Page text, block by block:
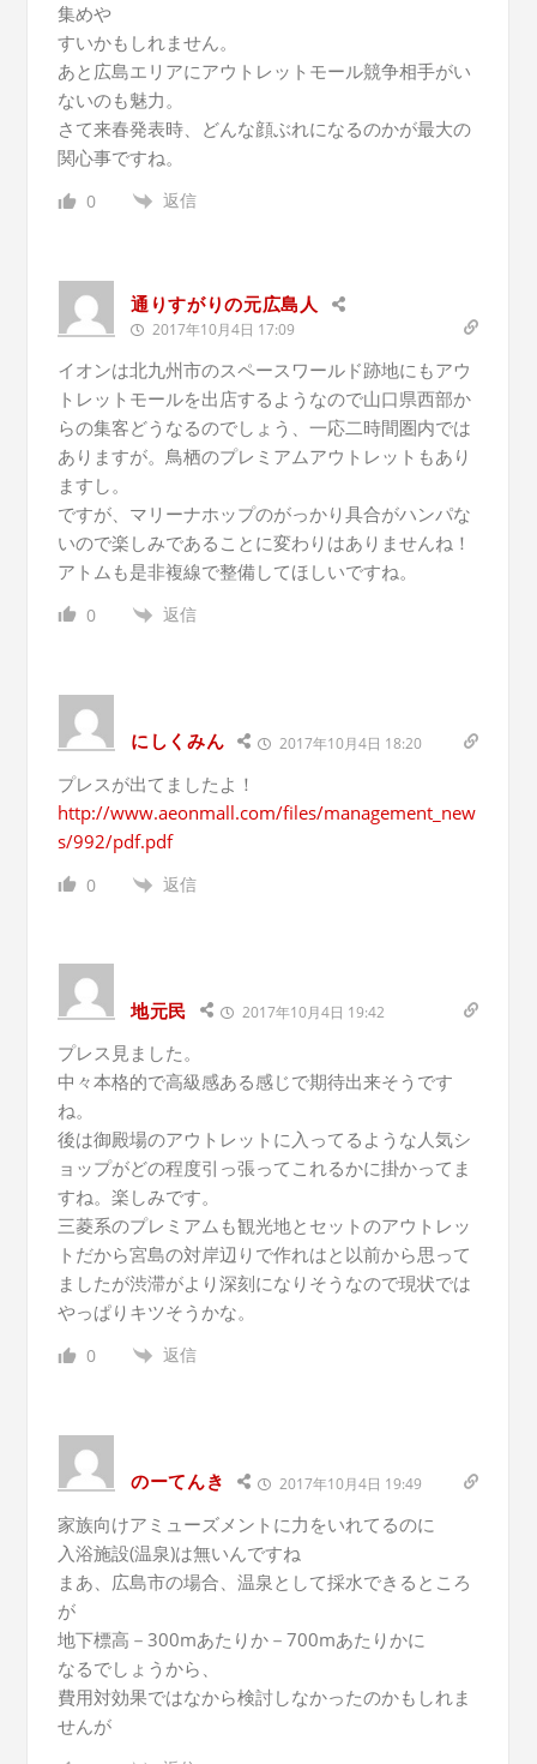
集めや
すいかもしれません。
あと広島エリアにアウトレットモール競争相手がい
ないのも魅力。
さて来春発表時、どんな顔ぶれになるのかが最大の
関心事ですね。
0 返信
通りすがりの元広島人
2017年10月4日 17:09
イオンは北九州市のスペースワールド跡地にもアウ
トレットモールを出店するようなので山口県西部か
らの集客どうなるのでしょう、一応二時間圏内では
ありますが。鳥栖のプレミアムアウトレットもあり
ますし。
ですが、マリーナホップのがっかり具合がハンパな
いので楽しみであることに変わりはありませんね！
アトムも是非複線で整備してほしいですね。
0 返信
にしくみん 2017年10月4日 18:20
プレスが出てましたよ！
http://www.aeonmall.com/files/management_new
s/992/pdf.pdf
0 返信
地元民 2017年10月4日 19:42
プレス見ました。
中々本格的で高級感ある感じで期待出来そうです
ね。
後は御殿場のアウトレットに入ってるような人気シ
ョップがどの程度引っ張ってこれるかに掛かってま
すね。楽しみです。
三菱系のプレミアムも観光地とセットのアウトレッ
トだから宮島の対岸辺りで作れはと以前から思って
ましたが渋滞がより深刻になりそうなので現状では
やっぱりキツそうかな。
0 返信
のーてんき 2017年10月4日 19:49
家族向けアミューズメントに力をいれてるのに
入浴施設(温泉)は無いんですね
まあ、広島市の場合、温泉として採水できるところ
が
地下標高－300mあたりか－700mあたりかに
なるでしょうから、
費用対効果ではなから検討しなかったのかもしれま
せんが